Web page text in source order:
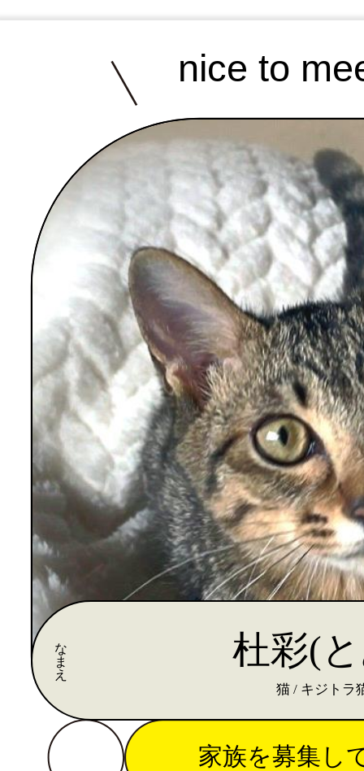
nice to
な
ま
え
杜彩(
猫 / キジトラ
家族を募集し